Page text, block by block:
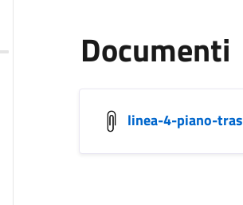
Documenti
linea-4-piano-